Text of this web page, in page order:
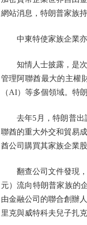
網站消息，特朗普家族
中東特使家族企業亦
知情人士披露，是次
管理阿聯酋最大的主權
（AI）等多個領域。特
去年5月，特朗普出訪
聯酋的重大外交和貿易
酋公司購買其家族企業股
翻查公司文件發現，
元）流向特朗普家族的
由金融公司的聯合創辦
里克與威特科夫兒子扎克